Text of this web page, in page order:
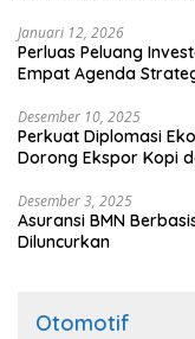
Januari 12, 2026
Perluas Peluang
Empat Agenda
Desember 10, 2025
Perkuat Diplomasi
Dorong Ekspor Kopi
Desember 3, 2025
Asuransi BMN
Diluncurkan
Otomotif